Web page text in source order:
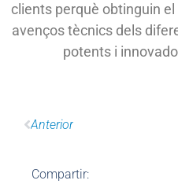
clients perquè obtinguin
avenços tècnics dels
potents i
Anterior
Compartir: